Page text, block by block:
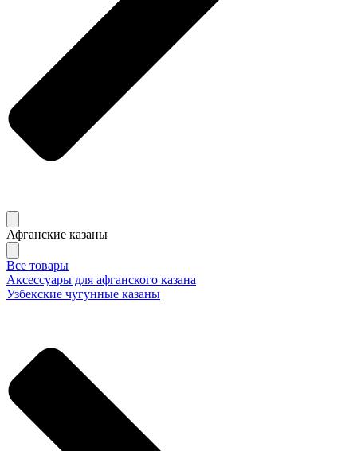
Афганские казаны
Все товары
Аксессуары для афганского казана
Узбекские чугунные казаны